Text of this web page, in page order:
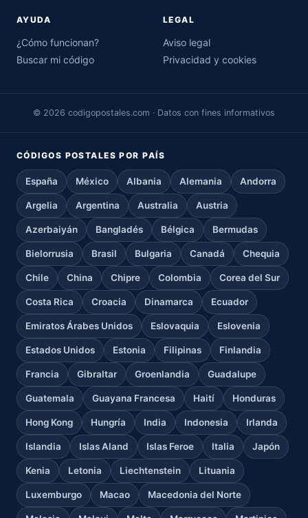
AYUDA
¿Cómo funcionan?
Buscar mi código
LEGAL
Aviso legal
Privacidad y cookies
© 2026 codigopostales.com · Datos con fines informativos
CÓDIGOS POSTALES POR PAÍS
España México Albania Alemania Andorra
Argelia Argentina Australia Austria
Azerbaiyán Bangladés Bélgica Bermudas
Bielorrusia Brasil Bulgaria Canadá Chequia
Chile China Chipre Colombia Corea del Sur
Costa Rica Croacia Dinamarca Ecuador
Emiratos Árabes Unidos Eslovaquia Eslovenia
Estados Unidos Estonia Filipinas Finlandia
Francia Gibraltar Groenlandia Guadalupe
Guatemala Guayana Francesa Haití Honduras
Hong Kong Hungría India Indonesia Irlanda
Islandia Islas Aland Islas Feroe Italia Japón
Kenia Letonia Liechtenstein Lituania
Luxemburgo Macao Macedonia del Norte